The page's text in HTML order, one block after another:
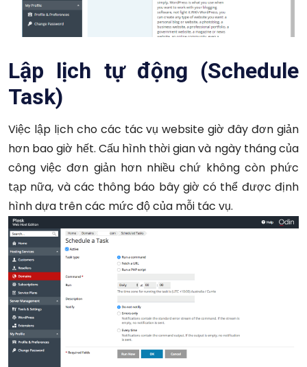
Lập lịch tự động (Schedule
Task)
Việc lập lịch cho các tác vụ website giờ đây đơn giản
hơn bao giờ hết. Cấu hình thời gian và ngày tháng của
công việc đơn giản hơn nhiều chứ không còn phức
tạp nữa, và các thông báo bây giờ có thể được định
hình dựa trên các mức độ của mỗi tác vụ.